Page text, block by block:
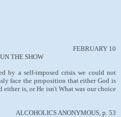
FEBRUARY 10
THE SHOW
by a self-imposed crisis we could not
face the proposition that either God is
is, or He isn't What was our choice
ALCOHOLICS ANONYMOUS, p. 53